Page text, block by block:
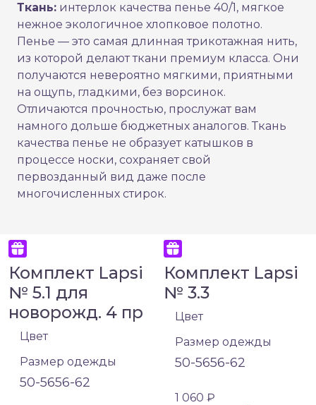
Ткань: интерлок качества пенье 40/1, мягкое
нежное экологичное хлопковое полотно.
Пенье — это самая длинная трикотажная нить,
из которой делают ткани премиум класса. Они
получаются невероятно мягкими, приятными
на ощупь, гладкими, без ворсинок.
Отличаются прочностью, прослужат вам
намного дольше бюджетных аналогов. Ткань
качества пенье не образует катышков в
процессе носки, сохраняет свой
первозданный вид даже после
многочисленных стирок.
Комплект Lapsi
№ 5.1 для
новорожд. 4 пр
Цвет
Размер одежды
50-5656-62
Комплект Lapsi
№ 3.3
Цвет
Размер одежды
50-5656-62
1 060 ₽